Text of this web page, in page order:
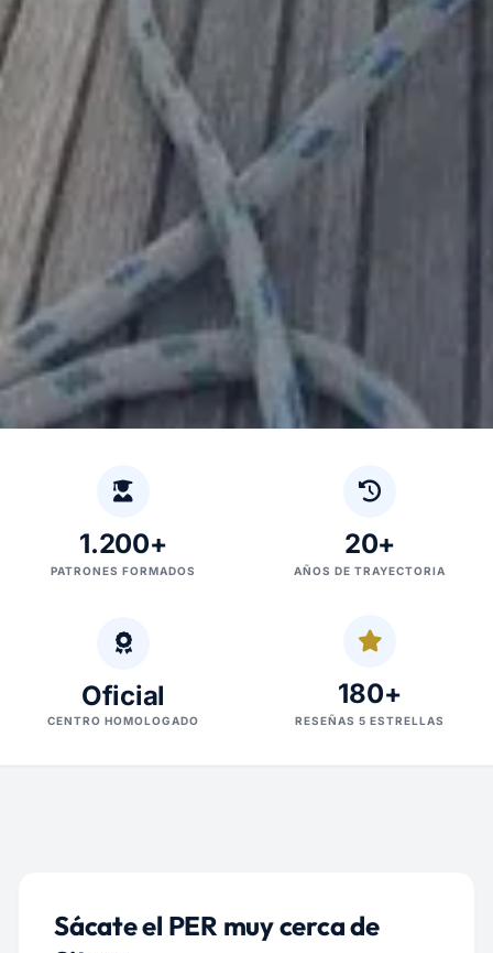
1.200+
PATRONES FORMADOS
20+
AÑOS DE TRAYECTORIA
Oficial
CENTRO HOMOLOGADO
180+
RESEÑAS 5 ESTRELLAS
Sácate el PER muy cerca de